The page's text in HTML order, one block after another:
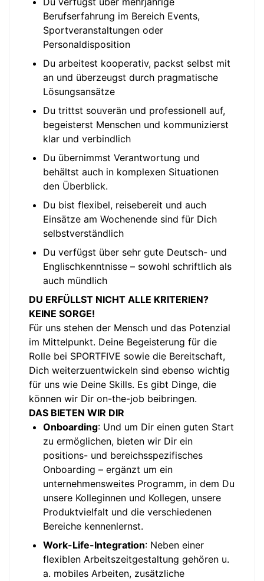
Berufserfahrung im Bereich Events,
Sportveranstaltungen oder
Personaldisposition
Du arbeitest kooperativ, packst selbst mit
an und überzeugst durch pragmatische
Lösungsansätze
Du trittst souverän und professionell auf,
begeisterst Menschen und kommunizierst
klar und verbindlich
Du übernimmst Verantwortung und
behältst auch in komplexen Situationen
den Überblick.
Du bist flexibel, reisebereit und auch
Einsätze am Wochenende sind für Dich
selbstverständlich
Du verfügst über sehr gute Deutsch- und
Englischkenntnisse – sowohl schriftlich als
auch mündlich
DU ERFÜLLST NICHT ALLE KRITERIEN?
KEINE SORGE!
Für uns stehen der Mensch und das Potenzial
im Mittelpunkt. Deine Begeisterung für die
Rolle bei SPORTFIVE sowie die Bereitschaft,
Dich weiterzuentwickeln sind ebenso wichtig
für uns wie Deine Skills. Es gibt Dinge, die
können wir Dir on-the-job beibringen.
DAS BIETEN WIR DIR
Onboarding: Und um Dir einen guten Start
zu ermöglichen, bieten wir Dir ein
positions- und bereichsspezifisches
Onboarding – ergänzt um ein
unternehmensweites Programm, in dem Du
unsere Kolleginnen und Kollegen, unsere
Produktvielfalt und die verschiedenen
Bereiche kennenlernst.
Work-Life-Integration: Neben einer
flexiblen Arbeitszeitgestaltung gehören u.
a. mobiles Arbeiten, zusätzliche